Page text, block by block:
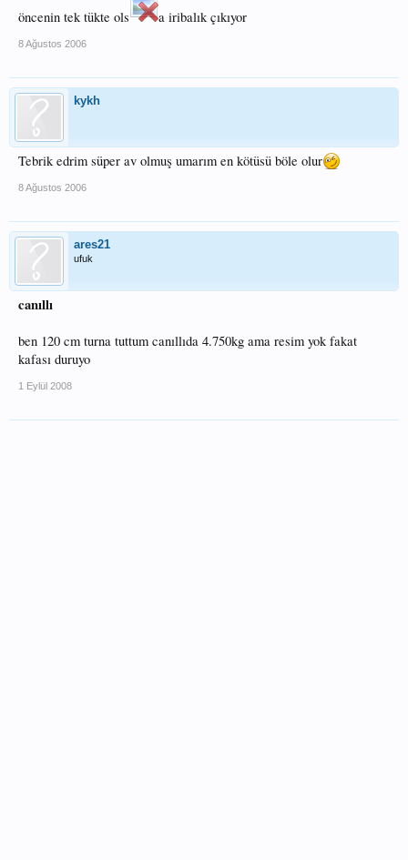
öncenin tek tükte ols
a iribalık çıkıyor
8 Ağustos 2006
kykh
Tebrik edrim süper av olmuş umarım en kötüsü böle olur
8 Ağustos 2006
ares21
ufuk
canıllı
ben 120 cm turna tuttum canıllıda 4.750kg ama resim yok fakat
kafası duruyo
1 Eylül 2008